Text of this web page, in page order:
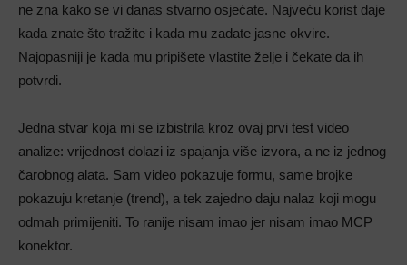
ne zna kako se vi danas stvarno osjećate. Najveću korist daje
kada znate što tražite i kada mu zadate jasne okvire.
Najopasniji je kada mu pripišete vlastite želje i čekate da ih
potvrdi.
Jedna stvar koja mi se izbistrila kroz ovaj prvi test video
analize: vrijednost dolazi iz spajanja više izvora, a ne iz jednog
čarobnog alata. Sam video pokazuje formu, same brojke
pokazuju kretanje (trend), a tek zajedno daju nalaz koji mogu
odmah primijeniti. To ranije nisam imao jer nisam imao MCP
konektor.